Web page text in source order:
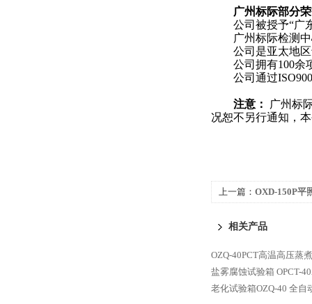
广州标际部分
公司被授予“广
广州标际检测
公司是亚太地
公司拥有100余
公司通过
注意：
广州标
况恕不另行通知，
上一篇： OXD-150P平
相关产品
OZQ-40PCT高温高压蒸
盐雾腐蚀试验箱 OPCT-
老化试验箱OZQ-40 全自